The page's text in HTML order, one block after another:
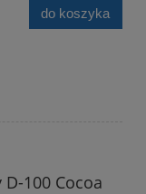
do koszyka
D-100 Cocoa